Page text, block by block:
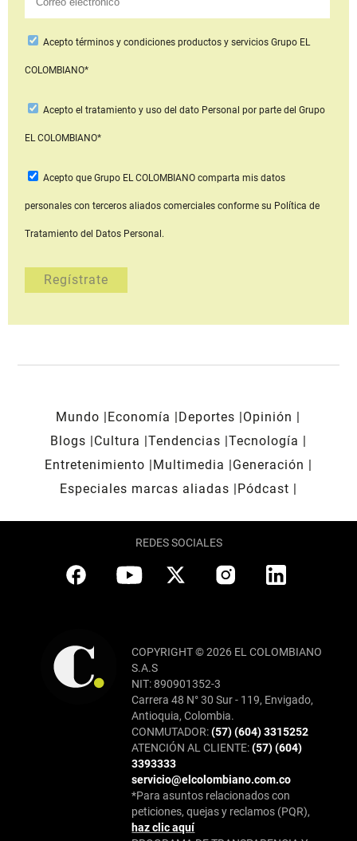
Aceptotérminos y condiciones productos y serviciosGrupo EL
COLOMBIANO*
Acepto el tratamiento y uso del dato Personal por parte del Grupo
EL COLOMBIANO*
Acepto que Grupo EL COLOMBIANOcomparta mis datos
personales con terceros aliados comerciales conforme su Política de
Tratamiento del Datos Personal.
Mundo Economía Deportes
Opinión
Blogs
Cultura Tendencias Tecnología
Entretenimiento
Multimedia
Generación
Especiales marcas aliadas
Pódcast
REDES SOCIALES
COPYRIGHT © 2026 EL COLOMBIANO
S.A.S
NIT: 890901352-3
Carrera 48 N° 30 Sur - 119, Envigado,
Antioquia, Colombia.
CONMUTADOR:(57) (604) 3315252
ATENCIÓN AL CLIENTE:(57) (604)
3393333
servicio@elcolombiano.com.co
*Para asuntos relacionados con
peticiones, quejas y reclamos (PQR),
haz clic aquí